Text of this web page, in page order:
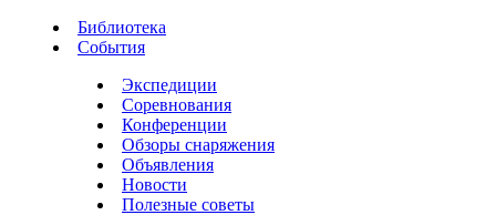
Библиотека
События
Экспедиции
Соревнования
Конференции
Обзоры снаряжения
Объявления
Новости
Полезные советы